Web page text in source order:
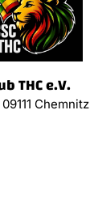
THC e.V.
Chemnitz